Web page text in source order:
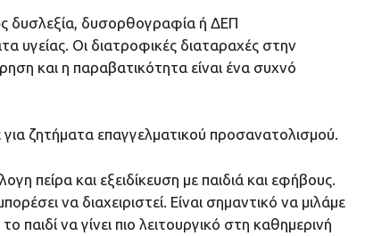
δυσλεξία, δυσορθογραφία ή ΔΕΠ
υγείας. Οι διατροφικές διαταραχές στην
και η παραβατικότητα είναι ένα συχνό
ζητήματα επαγγελματικού προσανατολισμού.
πείρα και εξειδίκευση με παιδιά και εφήβους.
να διαχειριστεί. Είναι σημαντικό να μιλάμε
να γίνει πιο λειτουργικό στη καθημερινή